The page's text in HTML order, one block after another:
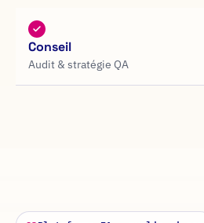
Conseil
Audit & stratégie QA